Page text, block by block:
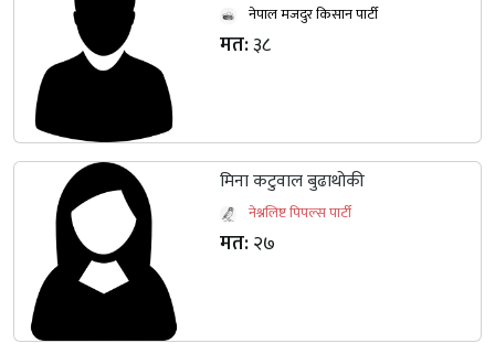
नेपाल मजदुर किसान पार्टी
मत:३८
मिना कटुवाल बुढाथोकी
नेश्नलिष्ट पिपल्स पार्टी
मत:२७